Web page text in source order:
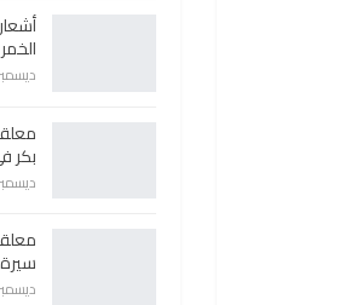
ديسمبر 29,
بكر
ديسمبر 28,
ديسمبر 20,